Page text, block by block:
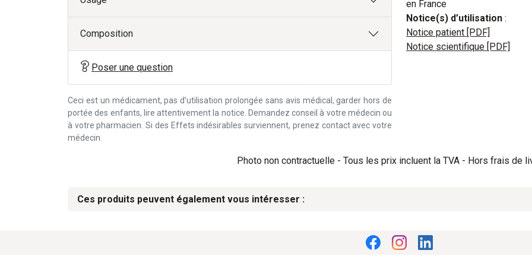
Composition
Poser une question
Ceci est un médicament, pas d’utilisation prolongée sans avis médical, garder hors de
portée des enfants, lire attentivement la notice. Demandez conseil à votre médecin ou
à votre pharmacien. Si des Effets indésirables surviennent, prenez contact avec votre
médecin.
en France
Notice(s) d’utilisation :
Notice patient [PDF]
Notice scientifique [PDF]
Photo non contractuelle - Tous les prix incluent la TVA - Hors frais de
Ces produits peuvent également vous intéresser :